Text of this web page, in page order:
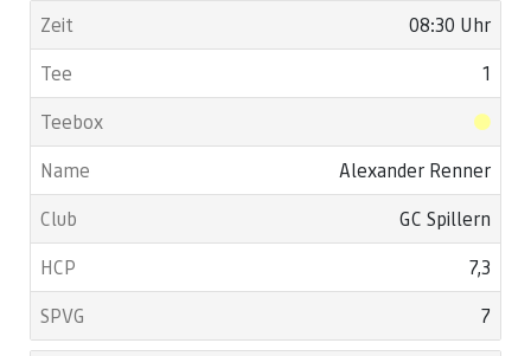
08:30 Uhr
1
Alexander Renner
GC Spillern
7,3
7